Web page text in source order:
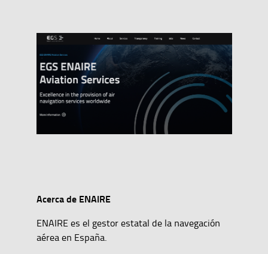
Acerca de ENAIRE
ENAIRE es el gestor estatal de la navegación
aérea en España.